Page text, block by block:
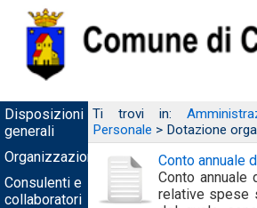
Disposizioni
generali
Organizzazione
Consulenti e
collaboratori
Ti trovi in:
Personale > Dotazione
Conto annuale
Conto annuale
relative spese